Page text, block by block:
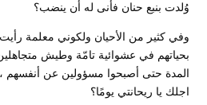
وُلدت بنبع حنان فأنى له أن ينضب؟
وفي كثير من الأحيان ولكوني معلمة
بحياتهم في عشوائية تامّة وطيش
المدة حتى أصبحوا مسؤولين عن أنفسهم
اجلك يا ريحانتي يومًا؟